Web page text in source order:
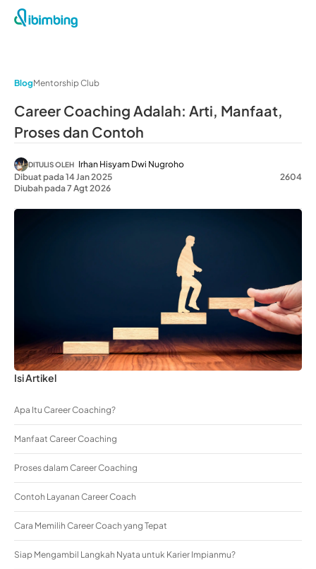
BlogMentorship Club
Career Coaching Adalah: Arti, Manfaat,
Proses dan Contoh
DITULIS OLEH Irhan Hisyam Dwi Nugroho
Dibuat pada 14 Jan 2025
Diubah pada 7 Agt 2026
2604
Isi Artikel
Apa Itu Career Coaching?
Manfaat Career Coaching
Proses dalam Career Coaching
Contoh Layanan Career Coach
Cara Memilih Career Coach yang Tepat
Siap Mengambil Langkah Nyata untuk Karier Impianmu?